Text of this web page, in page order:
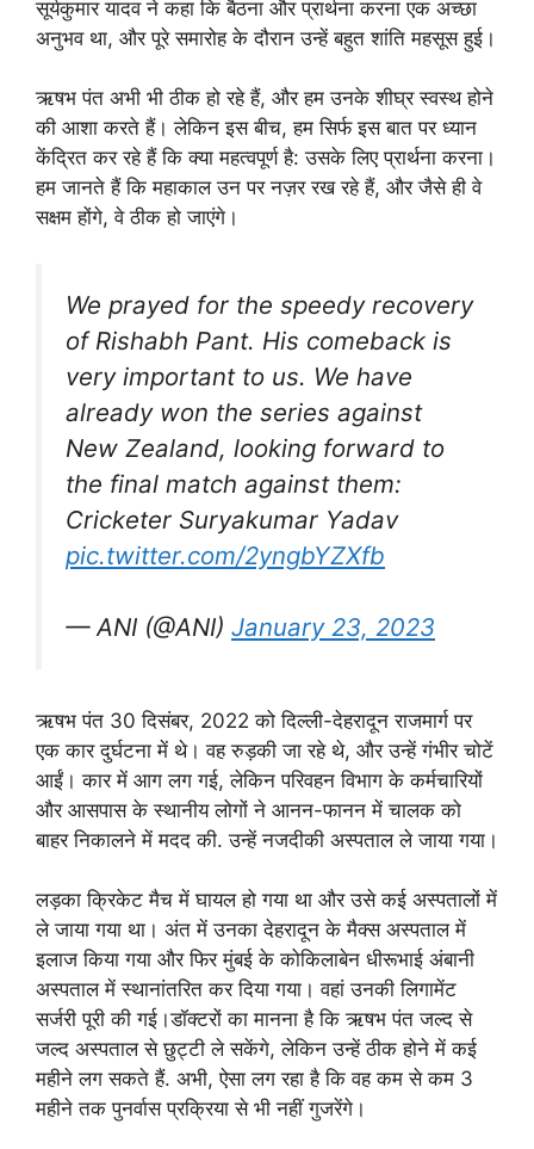
सूर्यकुमार यादव ने कहा कि बैठना और प्रार्थना करना एक अच्छा
अनुभव था, और पूरे समारोह के दौरान उन्हें बहुत शांति महसूस हुई।
ऋषभ पंत अभी भी ठीक हो रहे हैं, और हम उनके शीघ्र स्वस्थ होने
की आशा करते हैं। लेकिन इस बीच, हम सिर्फ इस बात पर ध्यान
केंद्रित कर रहे हैं कि क्या महत्वपूर्ण है: उसके लिए प्रार्थना करना।
हम जानते हैं कि महाकाल उन पर नज़र रख रहे हैं, और जैसे ही वे
सक्षम होंगे, वे ठीक हो जाएंगे।
We prayed for the speedy recovery
of Rishabh Pant. His comeback is
very important to us. We have
already won the series against
New Zealand, looking forward to
the final match against them:
Cricketer Suryakumar Yadav
pic.twitter.com/2yngbYZXfb
— ANI (@ANI) January 23, 2023
ऋषभ पंत 30 दिसंबर, 2022 को दिल्ली-देहरादून राजमार्ग पर
एक कार दुर्घटना में थे। वह रुड़की जा रहे थे, और उन्हें गंभीर चोटें
आईं। कार में आग लग गई, लेकिन परिवहन विभाग के कर्मचारियों
और आसपास के स्थानीय लोगों ने आनन-फानन में चालक को
बाहर निकालने में मदद की. उन्हें नजदीकी अस्पताल ले जाया गया।
लड़का क्रिकेट मैच में घायल हो गया था और उसे कई अस्पतालों में
ले जाया गया था। अंत में उनका देहरादून के मैक्स अस्पताल में
इलाज किया गया और फिर मुंबई के कोकिलाबेन धीरूभाई अंबानी
अस्पताल में स्थानांतरित कर दिया गया। वहां उनकी लिगामेंट
सर्जरी पूरी की गई।डॉक्टरों का मानना ​​है कि ऋषभ पंत जल्द से
जल्द अस्पताल से छुट्टी ले सकेंगे, लेकिन उन्हें ठीक होने में कई
महीने लग सकते हैं. अभी, ऐसा लग रहा है कि वह कम से कम 3
महीने तक पुनर्वास प्रक्रिया से भी नहीं गुजरेंगे।